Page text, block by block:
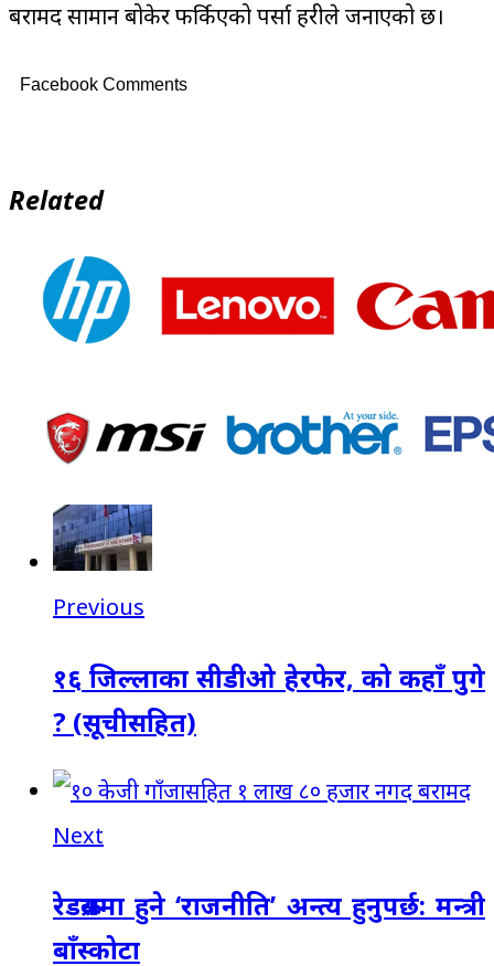
बरामद सामान बोकेर फर्किएको पर्सा प्रहरीले जनाएको छ।
Facebook Comments
Related
Previous
१६ जिल्लाका सीडीओ हेरफेर, को कहाँ पुगे
? (सूचीसहित)
Next
रेडक्रसमा हुने ‘राजनीति’ अन्त्य हुनुपर्छ: मन्त्री
बाँस्कोटा